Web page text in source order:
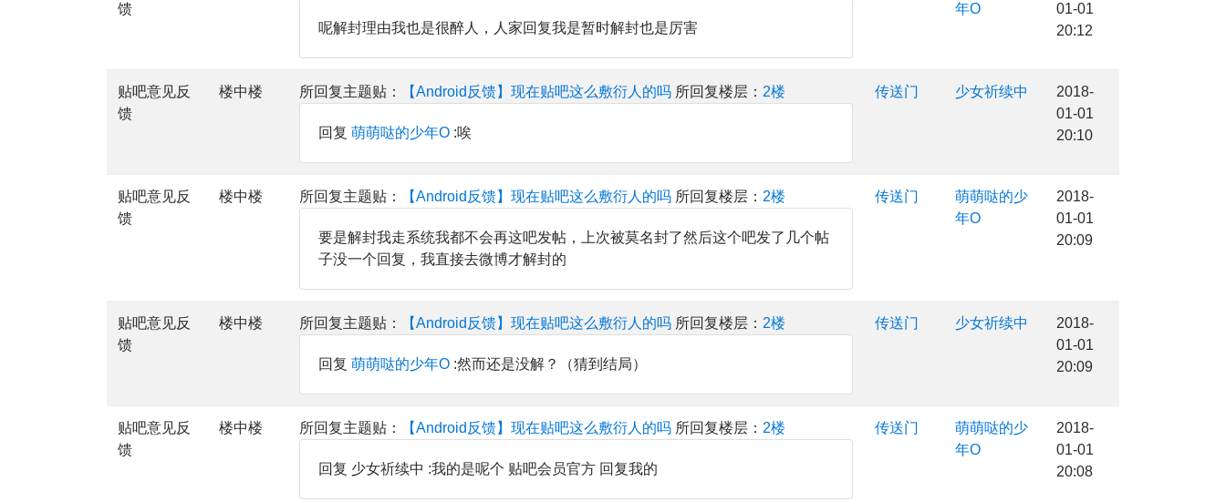
馈
呢解封理由我也是很醉人，人家回复我是暂时解封也是厉害
年O
01-01
20:12
贴吧意见反
馈
楼中楼 所回复主题贴： 【Android反馈】现在贴吧这么敷衍人的吗 所回复楼层： 2楼
回复 萌萌哒的少年O :唉
传送门 少女祈续中
2018-
01-01
20:10
贴吧意见反
馈
楼中楼 所回复主题贴： 【Android反馈】现在贴吧这么敷衍人的吗 所回复楼层： 2楼
要是解封我走系统我都不会再这吧发帖，上次被莫名封了然后这个吧发了几个帖
子没一个回复，我直接去微博才解封的
传送门
萌萌哒的少
年O
2018-
01-01
20:09
贴吧意见反
馈
楼中楼 所回复主题贴： 【Android反馈】现在贴吧这么敷衍人的吗 所回复楼层： 2楼
回复 萌萌哒的少年O :然而还是没解？（猜到结局）
传送门 少女祈续中
2018-
01-01
20:09
贴吧意见反
馈
楼中楼 所回复主题贴： 【Android反馈】现在贴吧这么敷衍人的吗 所回复楼层： 2楼
回复 少女祈续中 :我的是呢个 贴吧会员官方 回复我的
传送门
萌萌哒的少
年O
2018-
01-01
20:08